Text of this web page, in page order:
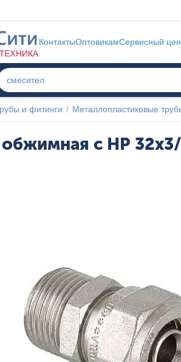
КонтактыОптовикамСервисный
и фитинги / Металлопластиковые
с НР 32x3/